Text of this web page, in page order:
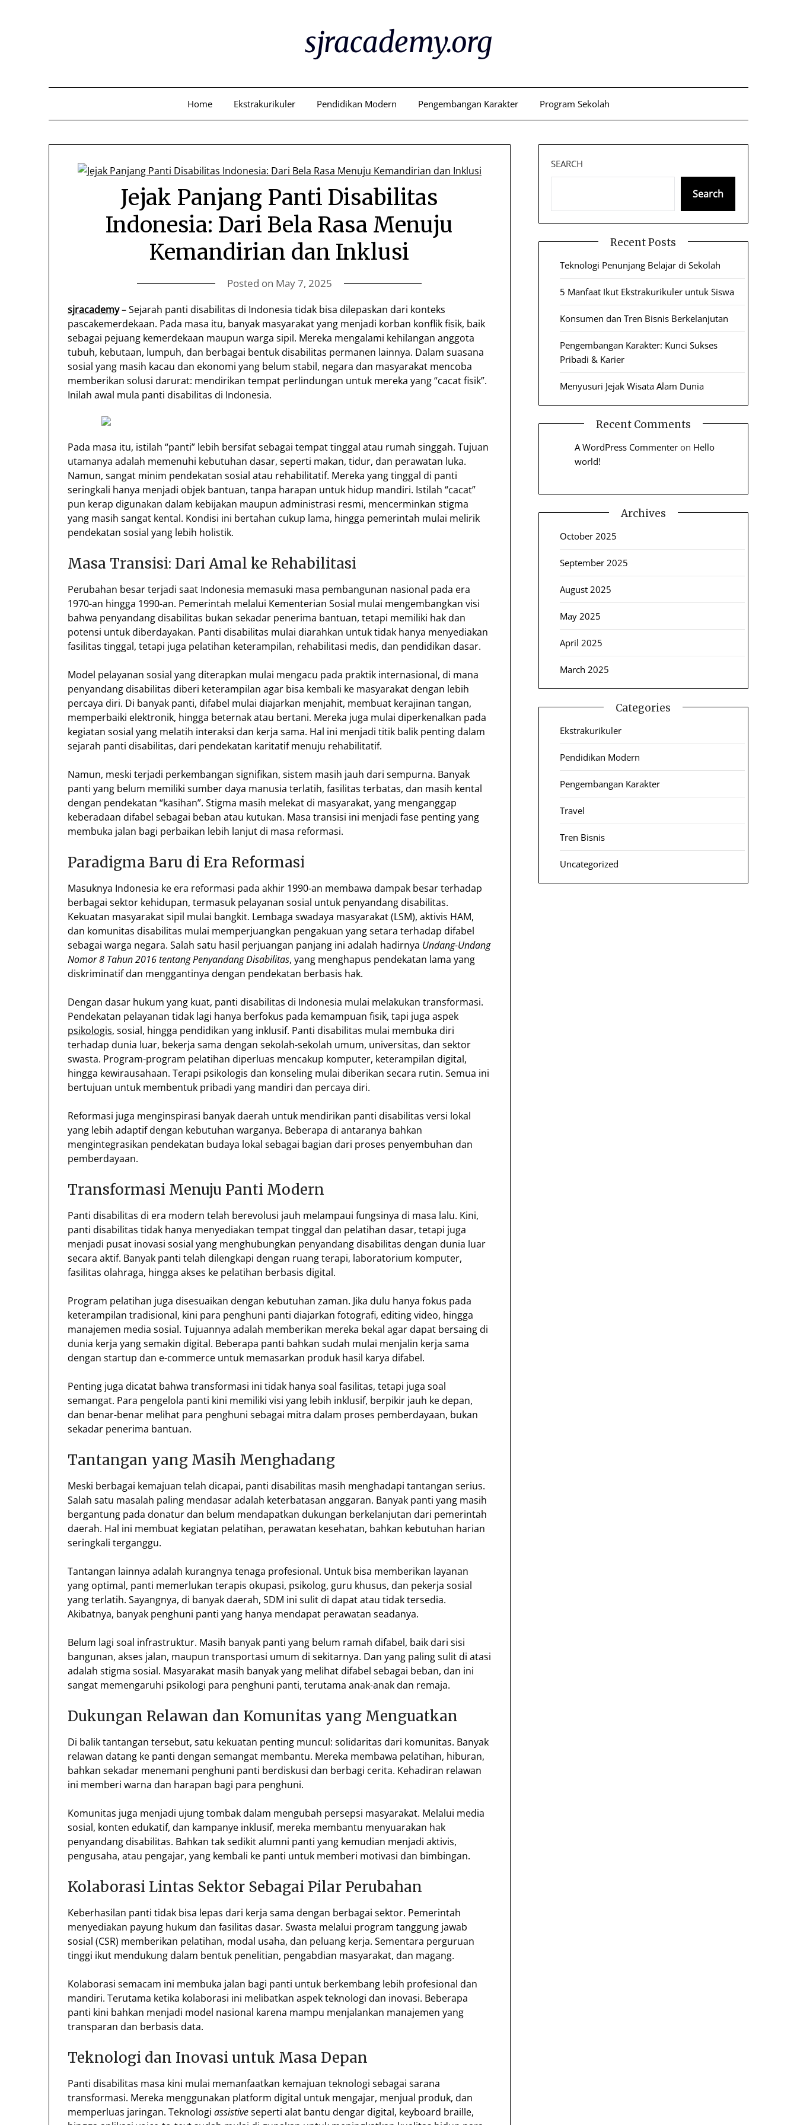
sjracademy.org
Home Ekstrakurikuler Pendidikan Modern Pengembangan Karakter Program Sekolah
Jejak Panjang Panti Disabilitas
Indonesia: Dari Bela Rasa Menuju
Kemandirian dan Inklusi
Posted on May 7, 2025
sjracademy– Sejarah panti disabilitas di Indonesia tidak bisa dilepaskan dari konteks
pascakemerdekaan. Pada masa itu, banyak masyarakat yang menjadi korban konflik fisik, baik
sebagai pejuang kemerdekaan maupun warga sipil. Mereka mengalami kehilangan anggota
tubuh, kebutaan, lumpuh, dan berbagai bentuk disabilitas permanen lainnya. Dalam suasana
sosial yang masih kacau dan ekonomi yang belum stabil, negara dan masyarakat mencoba
memberikan solusi darurat: mendirikan tempat perlindungan untuk mereka yang “cacat fisik”.
Inilah awal mula panti disabilitas di Indonesia.
Pada masa itu, istilah “panti” lebih bersifat sebagai tempat tinggal atau rumah singgah. Tujuan
utamanya adalah memenuhi kebutuhan dasar, seperti makan, tidur, dan perawatan luka.
Namun, sangat minim pendekatan sosial atau rehabilitatif. Mereka yang tinggal di panti
seringkali hanya menjadi objek bantuan, tanpa harapan untuk hidup mandiri. Istilah “cacat”
pun kerap digunakan dalam kebijakan maupun administrasi resmi, mencerminkan stigma
yang masih sangat kental. Kondisi ini bertahan cukup lama, hingga pemerintah mulai melirik
pendekatan sosial yang lebih holistik.
Masa Transisi: Dari Amal ke Rehabilitasi
Perubahan besar terjadi saat Indonesia memasuki masa pembangunan nasional pada era
1970-an hingga 1990-an. Pemerintah melalui Kementerian Sosial mulai mengembangkan visi
bahwa penyandang disabilitas bukan sekadar penerima bantuan, tetapi memiliki hak dan
potensi untuk diberdayakan. Panti disabilitas mulai diarahkan untuk tidak hanya menyediakan
fasilitas tinggal, tetapi juga pelatihan keterampilan, rehabilitasi medis, dan pendidikan dasar.
Model pelayanan sosial yang diterapkan mulai mengacu pada praktik internasional, di mana
penyandang disabilitas diberi keterampilan agar bisa kembali ke masyarakat dengan lebih
percaya diri. Di banyak panti, difabel mulai diajarkan menjahit, membuat kerajinan tangan,
memperbaiki elektronik, hingga beternak atau bertani. Mereka juga mulai diperkenalkan pada
kegiatan sosial yang melatih interaksi dan kerja sama. Hal ini menjadi titik balik penting dalam
sejarah panti disabilitas, dari pendekatan karitatif menuju rehabilitatif.
Namun, meski terjadi perkembangan signifikan, sistem masih jauh dari sempurna. Banyak
panti yang belum memiliki sumber daya manusia terlatih, fasilitas terbatas, dan masih kental
dengan pendekatan “kasihan”. Stigma masih melekat di masyarakat, yang menganggap
keberadaan difabel sebagai beban atau kutukan. Masa transisi ini menjadi fase penting yang
membuka jalan bagi perbaikan lebih lanjut di masa reformasi.
Paradigma Baru di Era Reformasi
Masuknya Indonesia ke era reformasi pada akhir 1990-an membawa dampak besar terhadap
berbagai sektor kehidupan, termasuk pelayanan sosial untuk penyandang disabilitas.
Kekuatan masyarakat sipil mulai bangkit. Lembaga swadaya masyarakat (LSM), aktivis HAM,
dan komunitas disabilitas mulai memperjuangkan pengakuan yang setara terhadap difabel
sebagai warga negara. Salah satu hasil perjuangan panjang ini adalah hadirnya Undang-Undang
Nomor 8 Tahun 2016 tentang Penyandang Disabilitas, yang menghapus pendekatan lama yang
diskriminatif dan menggantinya dengan pendekatan berbasis hak.
Dengan dasar hukum yang kuat, panti disabilitas di Indonesia mulai melakukan transformasi.
Pendekatan pelayanan tidak lagi hanya berfokus pada kemampuan fisik, tapi juga aspek
psikologis, sosial, hingga pendidikan yang inklusif. Panti disabilitas mulai membuka diri
terhadap dunia luar, bekerja sama dengan sekolah-sekolah umum, universitas, dan sektor
swasta. Program-program pelatihan diperluas mencakup komputer, keterampilan digital,
hingga kewirausahaan. Terapi psikologis dan konseling mulai diberikan secara rutin. Semua ini
bertujuan untuk membentuk pribadi yang mandiri dan percaya diri.
Reformasi juga menginspirasi banyak daerah untuk mendirikan panti disabilitas versi lokal
yang lebih adaptif dengan kebutuhan warganya. Beberapa di antaranya bahkan
mengintegrasikan pendekatan budaya lokal sebagai bagian dari proses penyembuhan dan
pemberdayaan.
Transformasi Menuju Panti Modern
Panti disabilitas di era modern telah berevolusi jauh melampaui fungsinya di masa lalu. Kini,
panti disabilitas tidak hanya menyediakan tempat tinggal dan pelatihan dasar, tetapi juga
menjadi pusat inovasi sosial yang menghubungkan penyandang disabilitas dengan dunia luar
secara aktif. Banyak panti telah dilengkapi dengan ruang terapi, laboratorium komputer,
fasilitas olahraga, hingga akses ke pelatihan berbasis digital.
Program pelatihan juga disesuaikan dengan kebutuhan zaman. Jika dulu hanya fokus pada
keterampilan tradisional, kini para penghuni panti diajarkan fotografi, editing video, hingga
manajemen media sosial. Tujuannya adalah memberikan mereka bekal agar dapat bersaing di
dunia kerja yang semakin digital. Beberapa panti bahkan sudah mulai menjalin kerja sama
dengan startup dan e-commerce untuk memasarkan produk hasil karya difabel.
Penting juga dicatat bahwa transformasi ini tidak hanya soal fasilitas, tetapi juga soal
semangat. Para pengelola panti kini memiliki visi yang lebih inklusif, berpikir jauh ke depan,
dan benar-benar melihat para penghuni sebagai mitra dalam proses pemberdayaan, bukan
sekadar penerima bantuan.
Tantangan yang Masih Menghadang
Meski berbagai kemajuan telah dicapai, panti disabilitas masih menghadapi tantangan serius.
Salah satu masalah paling mendasar adalah keterbatasan anggaran. Banyak panti yang masih
bergantung pada donatur dan belum mendapatkan dukungan berkelanjutan dari pemerintah
daerah. Hal ini membuat kegiatan pelatihan, perawatan kesehatan, bahkan kebutuhan harian
seringkali terganggu.
Tantangan lainnya adalah kurangnya tenaga profesional. Untuk bisa memberikan layanan
yang optimal, panti memerlukan terapis okupasi, psikolog, guru khusus, dan pekerja sosial
yang terlatih. Sayangnya, di banyak daerah, SDM ini sulit di dapat atau tidak tersedia.
Akibatnya, banyak penghuni panti yang hanya mendapat perawatan seadanya.
Belum lagi soal infrastruktur. Masih banyak panti yang belum ramah difabel, baik dari sisi
bangunan, akses jalan, maupun transportasi umum di sekitarnya. Dan yang paling sulit di atasi
adalah stigma sosial. Masyarakat masih banyak yang melihat difabel sebagai beban, dan ini
sangat memengaruhi psikologi para penghuni panti, terutama anak-anak dan remaja.
Dukungan Relawan dan Komunitas yang Menguatkan
Di balik tantangan tersebut, satu kekuatan penting muncul: solidaritas dari komunitas. Banyak
relawan datang ke panti dengan semangat membantu. Mereka membawa pelatihan, hiburan,
bahkan sekadar menemani penghuni panti berdiskusi dan berbagi cerita. Kehadiran relawan
ini memberi warna dan harapan bagi para penghuni.
Komunitas juga menjadi ujung tombak dalam mengubah persepsi masyarakat. Melalui media
sosial, konten edukatif, dan kampanye inklusif, mereka membantu menyuarakan hak
penyandang disabilitas. Bahkan tak sedikit alumni panti yang kemudian menjadi aktivis,
pengusaha, atau pengajar, yang kembali ke panti untuk memberi motivasi dan bimbingan.
Kolaborasi Lintas Sektor Sebagai Pilar Perubahan
Keberhasilan panti tidak bisa lepas dari kerja sama dengan berbagai sektor. Pemerintah
menyediakan payung hukum dan fasilitas dasar. Swasta melalui program tanggung jawab
sosial (CSR) memberikan pelatihan, modal usaha, dan peluang kerja. Sementara perguruan
tinggi ikut mendukung dalam bentuk penelitian, pengabdian masyarakat, dan magang.
Kolaborasi semacam ini membuka jalan bagi panti untuk berkembang lebih profesional dan
mandiri. Terutama ketika kolaborasi ini melibatkan aspek teknologi dan inovasi. Beberapa
panti kini bahkan menjadi model nasional karena mampu menjalankan manajemen yang
transparan dan berbasis data.
Teknologi dan Inovasi untuk Masa Depan
Panti disabilitas masa kini mulai memanfaatkan kemajuan teknologi sebagai sarana
transformasi. Mereka menggunakan platform digital untuk mengajar, menjual produk, dan
memperluas jaringan. Teknologiassistiveseperti alat bantu dengar digital, keyboard braille,
SEARCH
Search
Recent Posts
Teknologi Penunjang Belajar di Sekolah
5 Manfaat Ikut Ekstrakurikuler untuk Siswa
Konsumen dan Tren Bisnis Berkelanjutan
Pengembangan Karakter: Kunci Sukses
Pribadi & Karier
Menyusuri Jejak Wisata Alam Dunia
Recent Comments
A WordPress Commenteron Hello
world!
Archives
October 2025
September 2025
August 2025
May 2025
April 2025
March 2025
Categories
Ekstrakurikuler
Pendidikan Modern
Pengembangan Karakter
Travel
Tren Bisnis
Uncategorized